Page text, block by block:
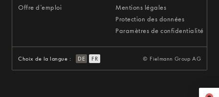
Offre d'emploi
Mentions légales
Protection des données
Paramètres de confidentialité
Choix de la langue : DE FR © Fielmann Group AG